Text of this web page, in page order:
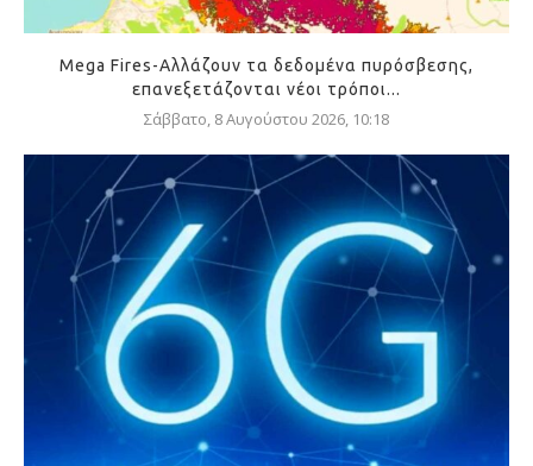
Mega Fires-Αλλάζουν τα δεδομένα πυρόσβεσης,
επανεξετάζονται νέοι τρόποι...
Σάββατο, 8 Αυγούστου 2026, 10:18